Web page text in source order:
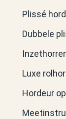
Plissé
Dubbele
Luxe rolhor
Hordeur